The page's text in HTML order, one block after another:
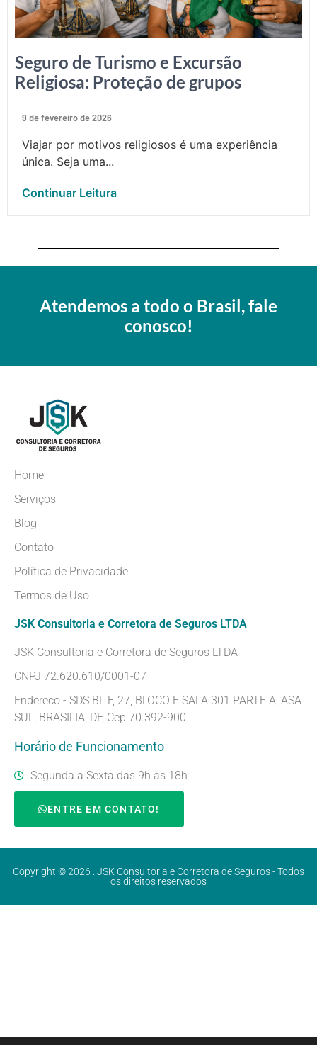
Seguro de Turismo e Excursão
Religiosa: Proteção de grupos
9 de fevereiro de 2026
Viajar por motivos religiosos é uma experiência
única. Seja uma...
Continuar Leitura
Atendemos a todo o Brasil, fale
conosco!
Home
Serviços
Blog
Contato
Política de Privacidade
Termos de Uso
JSK Consultoria e Corretora de Seguros LTDA
JSK Consultoria e Corretora de Seguros LTDA
CNPJ 72.620.610/0001-07
Endereco - SDS BL F, 27, BLOCO F SALA 301 PARTE A, ASA
SUL, BRASILIA, DF, Cep 70.392-900
Horário de Funcionamento
Segunda a Sexta das 9h às 18h
ENTRE EM CONTATO!
Copyright © 2026 . JSK Consultoria e Corretora de Seguros - Todos
os direitos reservados